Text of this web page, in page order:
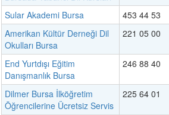
Sular Akademi Bursa 453 44 53
Amerikan Kültür Derneği Dil
Okulları Bursa
221 05 00
End Yurtdışı Eğitim
Danışmanlık Bursa
246 88 40
Dilmer Bursa İlköğretim
Öğrencilerine Ücretsiz Servis
225 64 01